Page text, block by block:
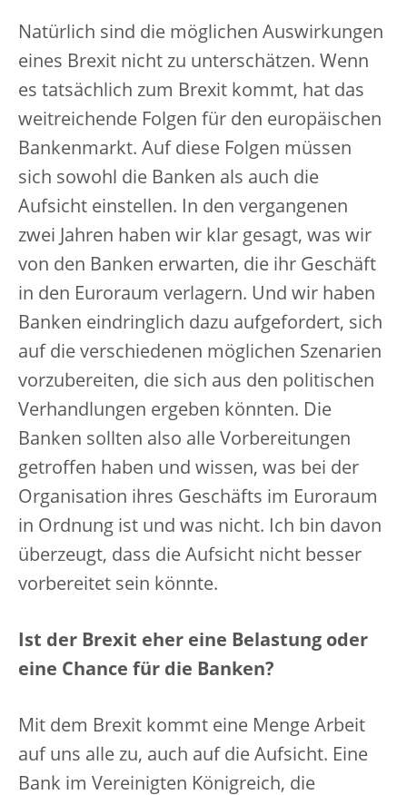
Natürlich sind die möglichen Auswirkungen
eines Brexit nicht zu unterschätzen. Wenn
es tatsächlich zum Brexit kommt, hat das
weitreichende Folgen für den europäischen
Bankenmarkt. Auf diese Folgen müssen
sich sowohl die Banken als auch die
Aufsicht einstellen. In den vergangenen
zwei Jahren haben wir klar gesagt, was wir
von den Banken erwarten, die ihr Geschäft
in den Euroraum verlagern. Und wir haben
Banken eindringlich dazu aufgefordert, sich
auf die verschiedenen möglichen Szenarien
vorzubereiten, die sich aus den politischen
Verhandlungen ergeben könnten. Die
Banken sollten also alle Vorbereitungen
getroffen haben und wissen, was bei der
Organisation ihres Geschäfts im Euroraum
in Ordnung ist und was nicht. Ich bin davon
überzeugt, dass die Aufsicht nicht besser
vorbereitet sein könnte.
Ist der Brexit eher eine Belastung oder
eine Chance für die Banken?
Mit dem Brexit kommt eine Menge Arbeit
auf uns alle zu, auch auf die Aufsicht. Eine
Bank im Vereinigten Königreich, die